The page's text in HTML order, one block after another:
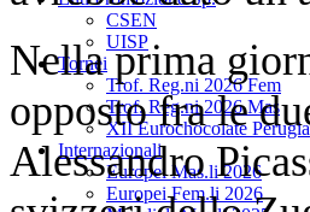
CSEN
UISP
Tornei
Trof. Reg.ni 2026 Fem
Trof. Reg.ni 2026 Mas
XII Eurochocolate Perugia
Internazionali
Europei Mas.li 2026
Europei Fem.li 2026
Nella prima
opposto fra le
Alessandro